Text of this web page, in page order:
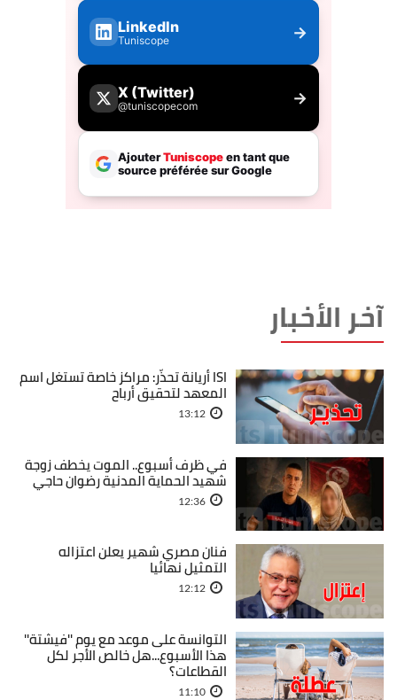
آخر الأخبار
ISI أريانة تحذّر: مراكز خاصة تستغل اسم
المعهد لتحقيق أرباح
13:12
في ظرف أسبوع.. الموت يخطف زوجة
شهيد الحماية المدنية رضوان حاجي
12:36
فنان مصري شهير يعلن اعتزاله
التمثيل نهائيا
12:12
التوانسة على موعد مع يوم ''فيشتة''
هذا الأسبوع...هل خالص الأجر لكل
القطاعات؟
11:10